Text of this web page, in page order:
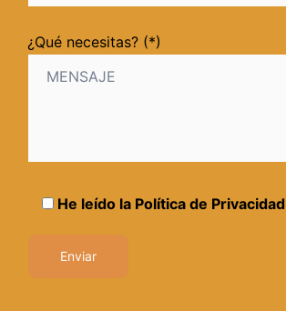
¿Qué necesitas? (*)
He leído la Política de Privacidad